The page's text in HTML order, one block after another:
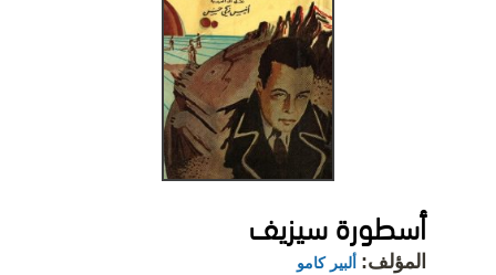
أسطورة سيزيف
المؤلف: ألبير كامو